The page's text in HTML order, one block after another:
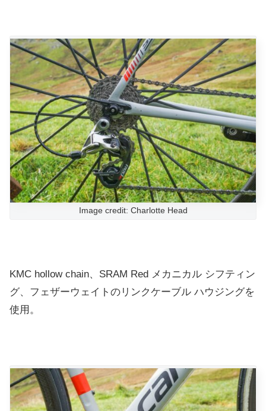
Image credit: Charlotte Head
KMC hollow chain、SRAM Red メカニカル シフティン
グ、フェザーウェイトのリンクケーブル ハウジングを
使用。